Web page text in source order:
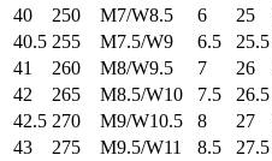
40
250 M7/W8.5 6 25
40.5 255 M7.5/W9 6.5 25.5
41
260 M8/W9.5 7 26
42
265 M8.5/W10 7.5 26.5
42.5 270 M9/W10.5 8 27
43
275 M9.5/W11 8.5 27.5